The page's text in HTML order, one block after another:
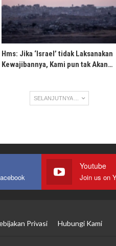
Hms: Jika ‘Israel’ tidak Laksanakan
Kewajibannya, Kami pun tak Akan…
SELANJUTNYA ...
Youtube
Join us on
Privasi Hubungi Kami